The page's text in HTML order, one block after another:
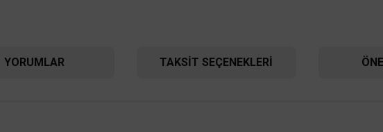
YORUMLAR TAKSIT SEÇENEKLERI